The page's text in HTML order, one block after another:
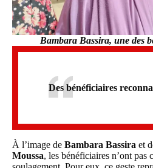
Bambara Bassira, une des
Des bénéficiaires
À l’image de Bambara Bassira et
Moussa, les bénéficiaires n’ont pas